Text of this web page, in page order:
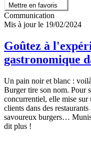
Mettre en favoris
Communication
Mis à jour le 19/02/2024
Goûtez à
gastronomique
Un pain noir et blanc :
Burger tire son nom. Pour
concurrentiel, elle mise
clients dans des
savoureux burgers…
dit plus !